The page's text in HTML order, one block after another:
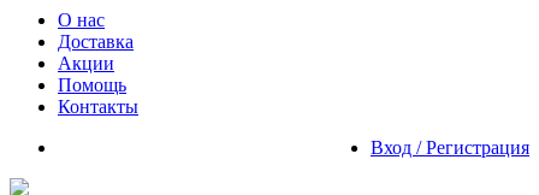
О нас
Доставка
Акции
Помощь
Контакты
Вход / Регистрация